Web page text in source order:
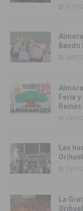
31/
Bando
26/07/
Feria
25/07/
Las
25/07/
La